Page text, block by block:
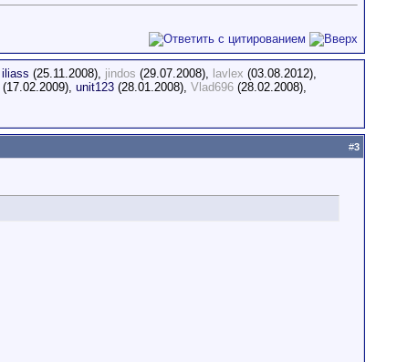
iliass (25.11.2008), jindos (29.07.2008), lavlex (03.08.2012),
(17.02.2009), unit123 (28.01.2008), Vlad696 (28.02.2008),
#3